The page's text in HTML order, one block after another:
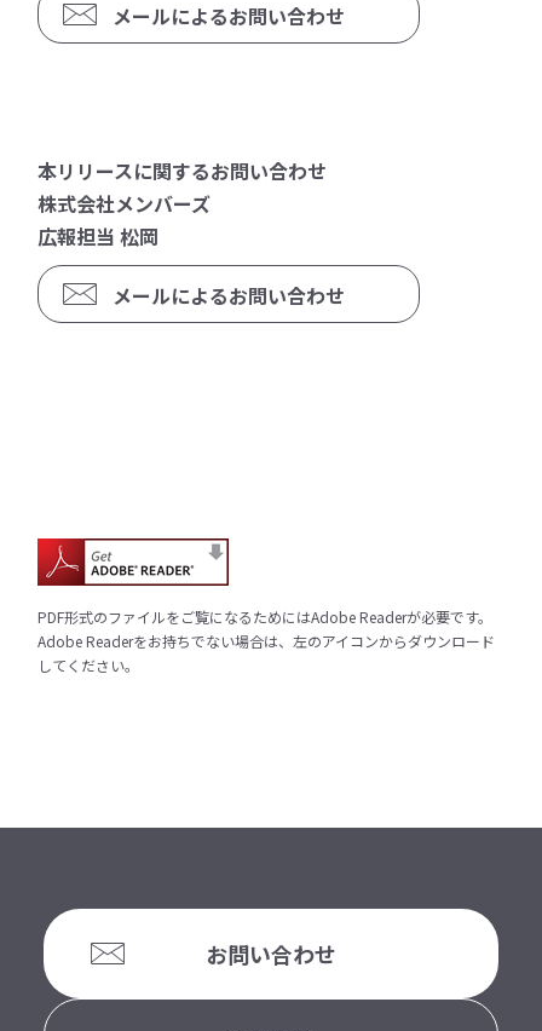
メールによるお問い合わせ
本リリースに関するお問い合わせ
株式会社メンバーズ
広報担当 松岡
メールによるお問い合わせ
PDF形式のファイルをご覧になるためにはAdobe Readerが必要です。
Adobe Readerをお持ちでない場合は、左のアイコンからダウンロード
してください。
お問い合わせ